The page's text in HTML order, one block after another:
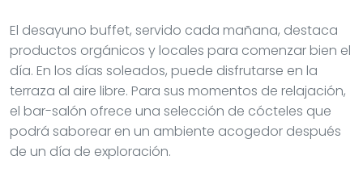
El desayuno buffet, servido cada mañana, destaca
productos orgánicos y locales para comenzar bien el
día. En los días soleados, puede disfrutarse en la
terraza al aire libre. Para sus momentos de relajación,
el bar-salón ofrece una selección de cócteles que
podrá saborear en un ambiente acogedor después
de un día de exploración.